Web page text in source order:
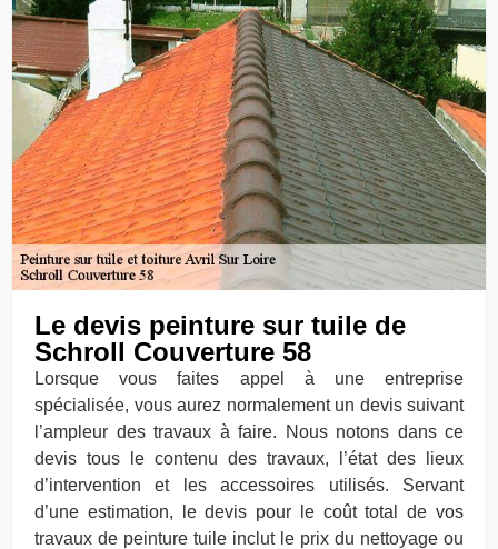
Le devis peinture sur tuile de
Schroll Couverture 58
Lorsque vous faites appel à une entreprise
spécialisée, vous aurez normalement un devis suivant
l’ampleur des travaux à faire. Nous notons dans ce
devis tous le contenu des travaux, l’état des lieux
d’intervention et les accessoires utilisés. Servant
d’une estimation, le devis pour le coût total de vos
travaux de peinture tuile inclut le prix du nettoyage ou